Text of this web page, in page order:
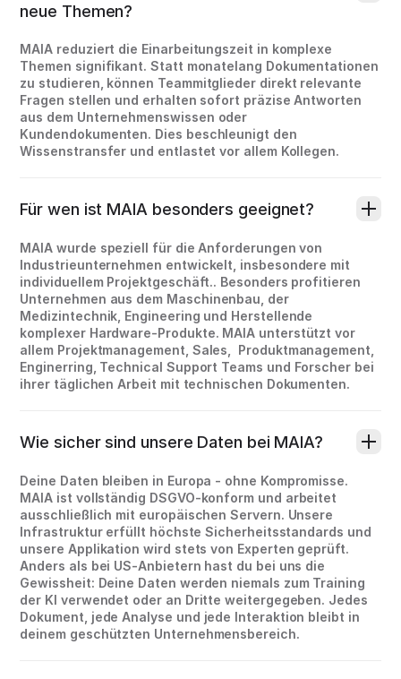
neue Themen?
MAIA reduziert die Einarbeitungszeit in komplexe
Themen signifikant. Statt monatelang Dokumentationen
zu studieren, können Teammitglieder direkt relevante
Fragen stellen und erhalten sofort präzise Antworten
aus dem Unternehmenswissen oder
Kundendokumenten. Dies beschleunigt den
Wissenstransfer und entlastet vor allem Kollegen.
Für wen ist MAIA besonders geeignet?
MAIA wurde speziell für die Anforderungen von
Industrieunternehmen entwickelt, insbesondere mit
individuellem Projektgeschäft.. Besonders profitieren
Unternehmen aus dem Maschinenbau, der
Medizintechnik, Engineering und Herstellende
komplexer Hardware-Produkte. MAIA unterstützt vor
allem Projektmanagement, Sales, Produktmanagement,
Enginerring, Technical Support Teams und Forscher bei
ihrer täglichen Arbeit mit technischen Dokumenten.
Wie sicher sind unsere Daten bei MAIA?
Deine Daten bleiben in Europa - ohne Kompromisse.
MAIA ist vollständig DSGVO-konform und arbeitet
ausschließlich mit europäischen Servern. Unsere
Infrastruktur erfüllt höchste Sicherheitsstandards und
unsere Applikation wird stets von Experten geprüft.
Anders als bei US-Anbietern hast du bei uns die
Gewissheit: Deine Daten werden niemals zum Training
der KI verwendet oder an Dritte weitergegeben. Jedes
Dokument, jede Analyse und jede Interaktion bleibt in
deinem geschützten Unternehmensbereich.